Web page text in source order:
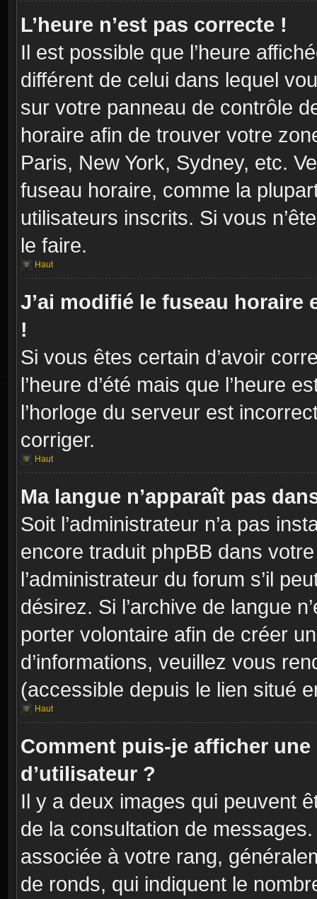
L’heure n’est pas correcte !
Il est possible que l’heure
différent de celui dans lequel
sur votre panneau de contrôle
horaire afin de trouver votre
Paris, New York, Sydney, etc.
fuseau horaire, comme la
utilisateurs inscrits. Si vous
le faire.
Haut
J’ai modifié le fuseau horaire
!
Si vous êtes certain d’avoir
l’heure d’été mais que l’heure
l’horloge du serveur est
corriger.
Haut
Ma langue n’apparaît pas
Soit l’administrateur n’a pas
encore traduit phpBB dans
l’administrateur du forum s’il
désirez. Si l’archive de langue
porter volontaire afin de créer
d’informations, veuillez vous
(accessible depuis le lien situé
Haut
Comment puis-je afficher
d’utilisateur ?
Il y a deux images qui peuvent
de la consultation de messages.
associée à votre rang,
de ronds, qui indiquent le